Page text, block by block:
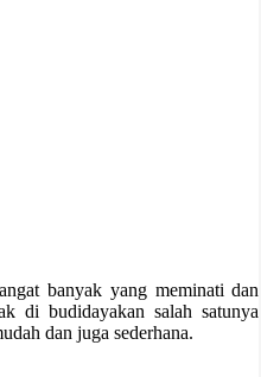
banyak yang meminati dan
di budidayakan salah satunya
dan juga sederhana.